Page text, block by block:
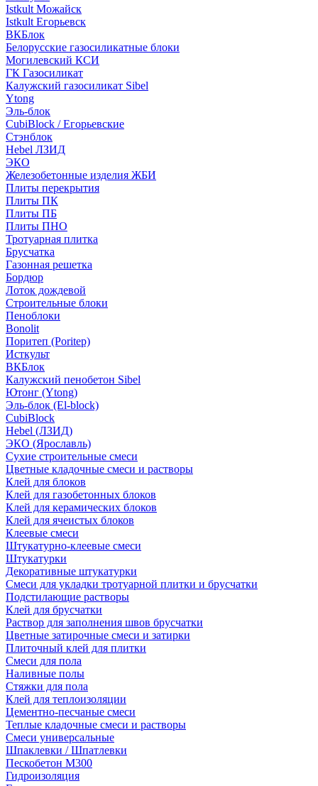
Istkult Можайск
Istkult Егорьевск
ВКБлок
Белорусские газосиликатные блоки
Могилевский КСИ
ГК Газосиликат
Калужский газосиликат Sibel
Ytong
Эль-блок
CubiBlock / Егорьевские
Стэнблок
Hebel ЛЗИД
ЭКО
Железобетонные изделия ЖБИ
Плиты перекрытия
Плиты ПК
Плиты ПБ
Плиты ПНО
Тротуарная плитка
Брусчатка
Газонная решетка
Бордюр
Лоток дождевой
Строительные блоки
Пеноблоки
Bonolit
Поритеп (Poritep)
Исткульт
ВКБлок
Калужский пенобетон Sibel
Ютонг (Ytong)
Эль-блок (El-block)
CubiBlock
Hebel (ЛЗИД)
ЭКО (Ярославль)
Сухие строительные смеси
Цветные кладочные смеси и растворы
Клей для блоков
Клей для газобетонных блоков
Клей для керамических блоков
Клей для ячеистых блоков
Клеевые смеси
Штукатурно-клеевые смеси
Штукатурки
Декоративные штукатурки
Смеси для укладки тротуарной плитки и брусчатки
Подстилающие растворы
Клей для брусчатки
Раствор для заполнения швов брусчатки
Цветные затирочные смеси и затирки
Плиточный клей для плитки
Смеси для пола
Наливные полы
Стяжки для пола
Клей для теплоизоляции
Цементно-песчаные смеси
Теплые кладочные смеси и растворы
Смеси универсальные
Шпаклевки / Шпатлевки
Пескобетон М300
Гидроизоляция